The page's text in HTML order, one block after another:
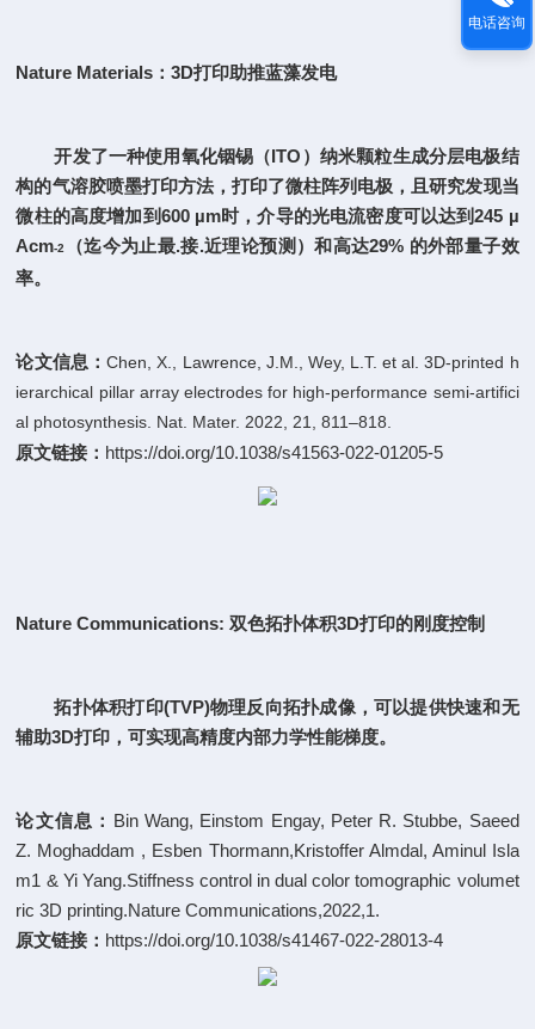
Nature Materials：3D打印助推蓝藻发电
开发了一种使用氧化铟锡（ITO）纳米颗粒生成分层电极结
构的气溶胶喷墨打印方法，打印了微柱阵列电极，且研究发现当
微柱的高度增加到600 µm时，介导的光电流密度可以达到245 µ
Acm-2 （迄今为止最.接.近理论预测）和高达29% 的外部量子效
率。
论文信息：Chen, X., Lawrence, J.M., Wey, L.T. et al. 3D-printed h
ierarchical pillar array electrodes for high-performance semi-artifici
al photosynthesis. Nat. Mater. 2022, 21, 811–818.
原文链接： https://doi.org/10.1038/s41563-022-01205-5
Nature Communications:双色拓扑体积3D打印的刚度控制
拓扑体积打印(TVP)物理反向拓扑成像，可以提供快速和无
辅助3D打印，可实现高精度内部力学性能梯度。
论文信息： Bin Wang, Einstom Engay, Peter R. Stubbe, Saeed
Z. Moghaddam , Esben Thormann,Kristoffer Almdal, Aminul Isla
m1 & Yi Yang.Stiffness control in dual color tomographic volumet
ric 3D printing.Nature Communications,2022,1.
原文链接： https://doi.org/10.1038/s41467-022-28013-4
电话咨询